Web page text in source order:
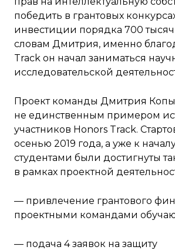
победить в грантовых
инвестиции порядка 700
словам Дмитрия, именно
Track он начал заниматься
исследовательской
Проект команды Дмитрия
не единственным примером
участников Honors Track.
осенью 2019 года, а уже к
студентами были достигнуты
в рамках проектной
— привлечение грантового
проектными командами
— подача 4 заявок на защиту